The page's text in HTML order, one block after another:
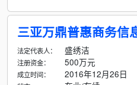
三亚万鼎普惠商务信
法定代表人： 盛绣洁
注册资金： 500万元
成立时间： 2016年12月26日